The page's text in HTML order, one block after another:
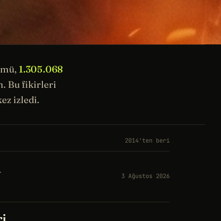
1.305.068
Bu fikirleri
izledi.
2014'ten beri
3 Ağustos 2026